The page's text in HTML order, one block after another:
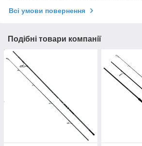
Всі умови повернення
Подібні товари компанії